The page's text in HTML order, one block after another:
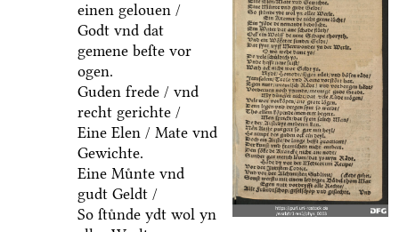
einen gelouen /
Godt vnd dat
gemene beſte vor
ogen.
Guden frede / vnd
recht gerichte /
Eine Elen / Mate vnd
Gewichte.
Eine Muͤnte vnd
gudt Geldt /
So ſtuͤnde ydt wol yn